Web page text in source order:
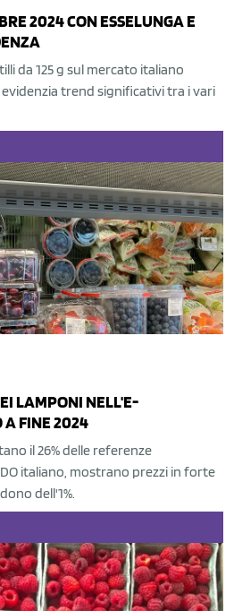
2024 CON ESSELUNGA E
da 125 g sul mercato italiano
trend significativi tra i vari
LAMPONI NELL'E-
A FINE 2024
il 26% delle referenze
italiano, mostrano prezzi in forte
dell'1%.